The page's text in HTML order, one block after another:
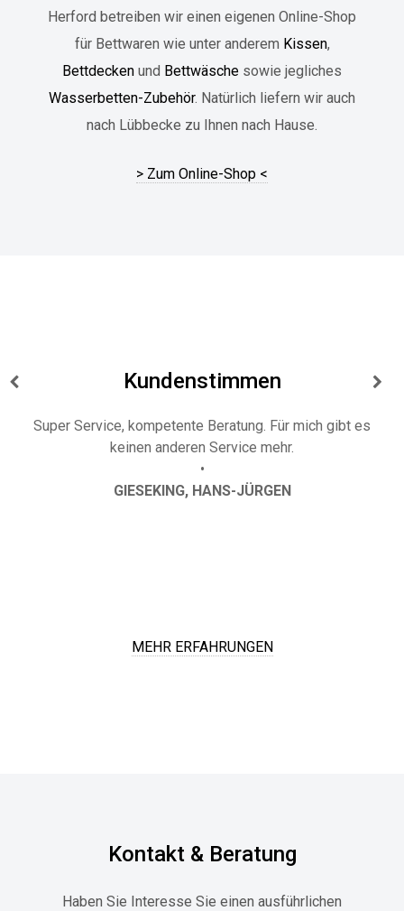
Herford betreiben wir einen eigenen Online-Shop
für Bettwaren wie unter anderem Kissen,
Bettdecken und Bettwäsche sowie jegliches
Wasserbetten-Zubehör. Natürlich liefern wir auch
nach Lübbecke zu Ihnen nach Hause.
> Zum Online-Shop <
Kundenstimmen
Vor einigen Jahren kauften wir unser erstes Wasserbett
und achteten leider zu sehr auf den Preis und nicht auf
Qualitaet, da wir damals – nicht in Herford, sondern von
einem anderen Anbieter in einem anderen Ort- nur
MEHR ERFAHRUNGEN
Kontakt & Beratung
Haben Sie Interesse Sie einen ausführlichen